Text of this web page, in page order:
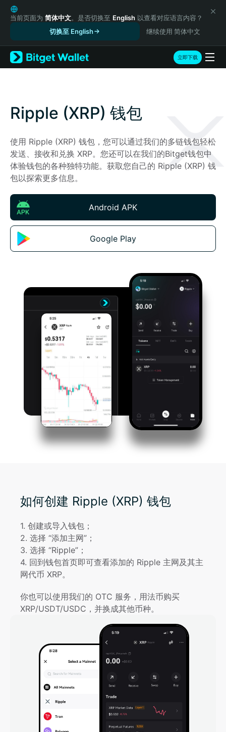
English
日本語
Русский
Español (Latinoamérica)
Türkçe
简体中文
Português (Portugal)
Bahasa Indonesia
ภาษาไทย
हिन्दी
Español
Português (Brasil)
Español (Argentina)
当前页面为 简体中文。是否切换至 English 以查看对应语言内容？
切换至 English
继续使用 简体中文
立即下载
Ripple (XRP) 钱包
使用 Ripple (XRP) 钱包，您可以通过我们的多链钱包轻松
发送、接收和兑换 XRP。您还可以在我们的Bitget钱包中
体验钱包的各种独特功能。获取您自己的 Ripple (XRP) 钱
包以探索更多信息。
Android APK
Google Play
如何创建 Ripple (XRP) 钱包
1. 创建或导入钱包；
2. 选择 “添加主网”；
3. 选择 “Ripple”；
4. 回到钱包首页即可查看添加的 Ripple 主网及其主
网代币 XRP。
你也可以使用我们的 OTC 服务，用法币购买
XRP/USDT/USDC，并换成其他币种。